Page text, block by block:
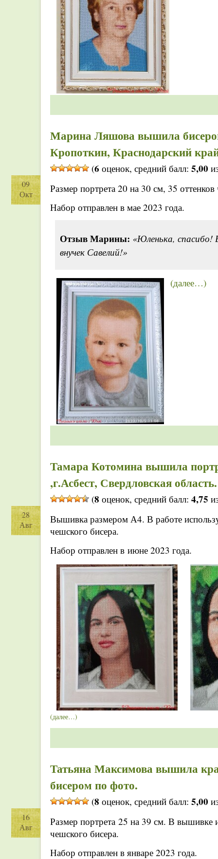
Марина Ляшова вышила
Кропоткин, Краснодарский
(6 оценок, средний балл: 5,00
09
Окт
Размер портрета 20 на 30 см, 35
Набор отправлен в мае 2023 года.
Отзыв Марины: «Юленька, спасибо!
внучек Савелий!»
(далее…)
Тамара Котомина вышила
,г.Асбест, Свердловская область.
(8 оценок, средний балл: 4,75
28
Авг
Вышивка размером А4. В работе
чешского бисера.
Набор отправлен в июне 2023 года.
(далее…)
Татьяна Максимова вышила
бисером по фото.
(8 оценок, средний балл: 5,00
16
Авг
Размер портрета 25 на 39 см. В вышивке
чешского бисера.
Набор отправлен в январе 2023 года.